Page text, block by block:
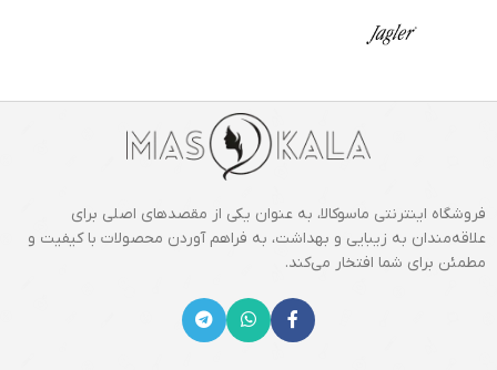
فروشگاه اینترنتی ماسوکالا، به عنوان یکی از مقصدهای اصلی برای
علاقه‌مندان به زیبایی و بهداشت، به فراهم آوردن محصولات با کیفیت و
مطمئن برای شما افتخار می‌کند.